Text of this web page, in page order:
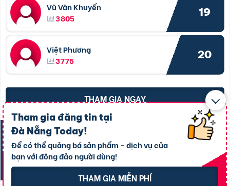
Tham gia đăng tin tại
Đà Nẵng Today!
Để có thể quảng bá sản phẩm - dịch vụ của
bạn với đông đảo người dùng!
THAM GIA MIỄN PHÍ
Vũ Văn Khuyến
3805
19
Việt Phương
3775
20
THAM GIA NGAY
Nhận ngay
50 điểm tích lũy
khi nâng cấp tin VIP 3 ngày chỉ với
Tìm hiểu thêm